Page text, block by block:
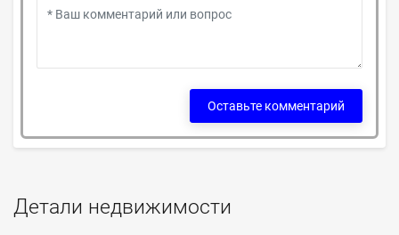
Детали недвижимости
Оставьте комментарий